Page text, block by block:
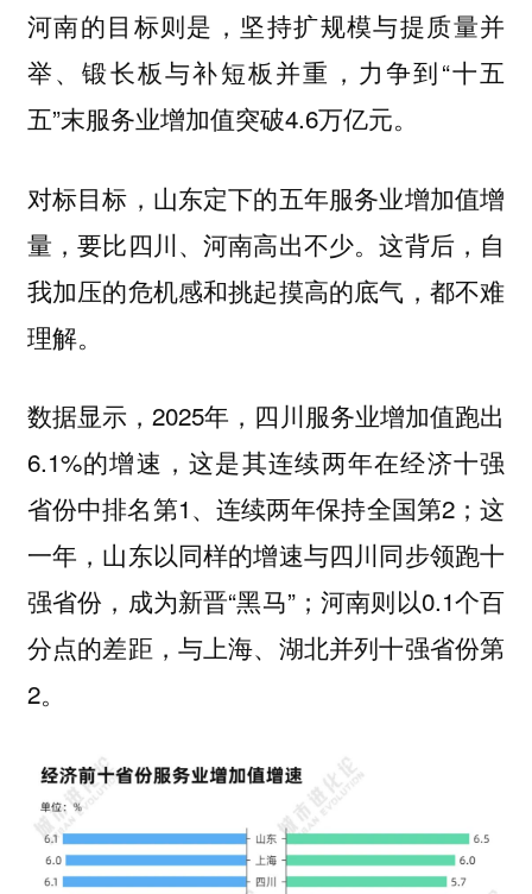
河南的目标则是，坚持扩规模与提质量并
举、锻长板与补短板并重，力争到“十五
五”末服务业增加值突破4.6万亿元。
对标目标，山东定下的五年服务业增加值增
量，要比四川、河南高出不少。这背后，自
我加压的危机感和挑起摸高的底气，都不难
理解。
数据显示，2025年，四川服务业增加值跑出
6.1%的增速，这是其连续两年在经济十强
省份中排名第1、连续两年保持全国第2；这
一年，山东以同样的增速与四川同步领跑十
强省份，成为新晋“黑马”；河南则以0.1个百
分点的差距，与上海、湖北并列十强省份第
2。